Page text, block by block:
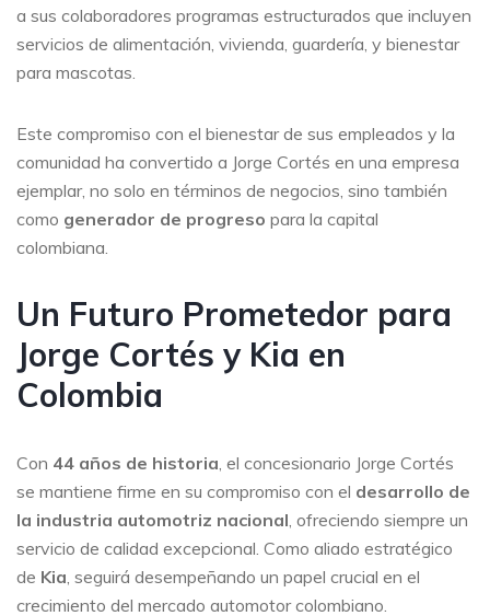
a sus colaboradores programas estructurados que incluyen
servicios de alimentación, vivienda, guardería, y bienestar
para mascotas.
Este compromiso con el bienestar de sus empleados y la
comunidad ha convertido a Jorge Cortés en una empresa
ejemplar, no solo en términos de negocios, sino también
como generador de progreso para la capital
colombiana.
Un Futuro Prometedor para
Jorge Cortés y Kia en
Colombia
Con 44 años de historia, el concesionario Jorge Cortés
se mantiene firme en su compromiso con el desarrollo de
la industria automotriz nacional, ofreciendo siempre un
servicio de calidad excepcional. Como aliado estratégico
de Kia, seguirá desempeñando un papel crucial en el
crecimiento del mercado automotor colombiano.